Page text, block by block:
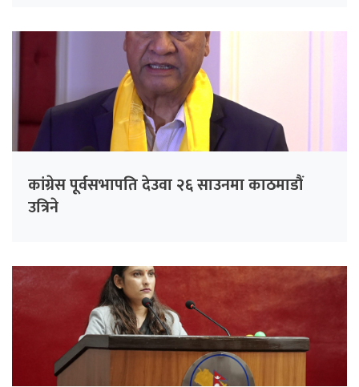
कांग्रेस पूर्वसभापति देउवा २६ साउनमा काठमाडौं
उत्रिने